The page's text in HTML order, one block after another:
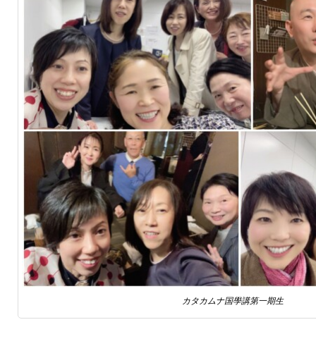
カタカムナ国學講第一期生